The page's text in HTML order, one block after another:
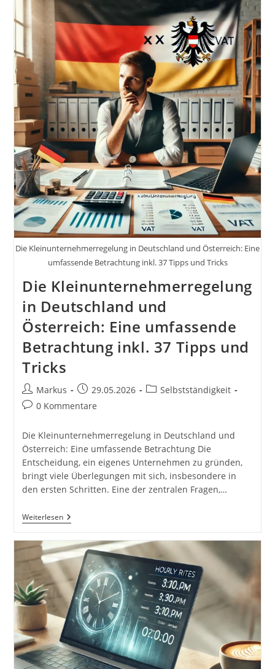
Selbstständig!
Erfolgreich
Starten
Mit
Informationen
Aus
Der
Praxis:
Mein
Weg
Und
Meine
Learnings
Als
Selbstständiger
Buch
Von
Markus
Flicker
Die Kleinunternehmerregelung in Deutschland und Österreich: Eine
umfassende Betrachtung inkl. 37 Tipps und Tricks
Die Kleinunternehmerregelung
in Deutschland und
Österreich: Eine umfassende
Betrachtung inkl. 37 Tipps und
Tricks
Beitrags-
Autor:
Markus
Beitrag
veröffentlicht:
29.05.2026
Beitrags-
Selbstständigkeit
Beitrags-
0 Kommentare
Die Kleinunternehmerregelung in Deutschland und
Österreich: Eine umfassende Betrachtung Die
Entscheidung, ein eigenes Unternehmen zu gründen,
bringt viele Überlegungen mit sich, insbesondere in
den ersten Schritten. Eine der zentralen Fragen,…
WeiterlesenDie
Kleinunternehmerregelung
Deutschland
Und
Österreich:
Eine
Umfassende
Betrachtung
Inkl.
37
Tipps
Und
Tricks